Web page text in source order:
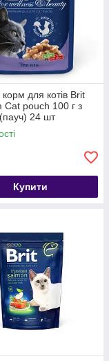
для котів Brit
Cat pouch 100 г з
24 шт
Купити